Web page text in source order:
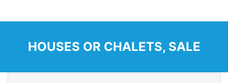
HOUSES OR CHALETS, SALE